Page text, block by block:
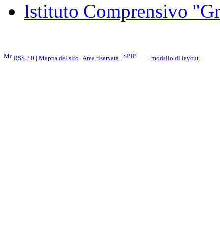
Istituto Comprensivo
RSS 2.0 | Mappa del sito | Area riservata | | modello di layout